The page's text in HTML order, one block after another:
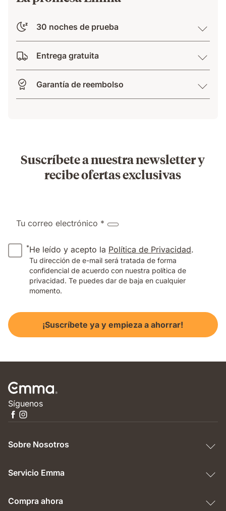
30 noches de prueba
Entrega gratuita
Garantía de reembolso
Suscríbete a nuestra newsletter y
recibe ofertas exclusivas
Tu correo electrónico *
*He leído y acepto la Política de Privacidad.
Tu dirección de e-mail será tratada de forma
confidencial de acuerdo con nuestra política de
privacidad. Te puedes dar de baja en cualquier
momento.
¡Suscríbete ya y empieza a ahorrar!
Síguenos
Sobre Nosotros
Servicio Emma
Compra ahora